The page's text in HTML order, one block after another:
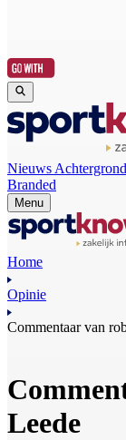
Nieuws
Branded
Menu
Home
Opinie
Commentaar van
Leede